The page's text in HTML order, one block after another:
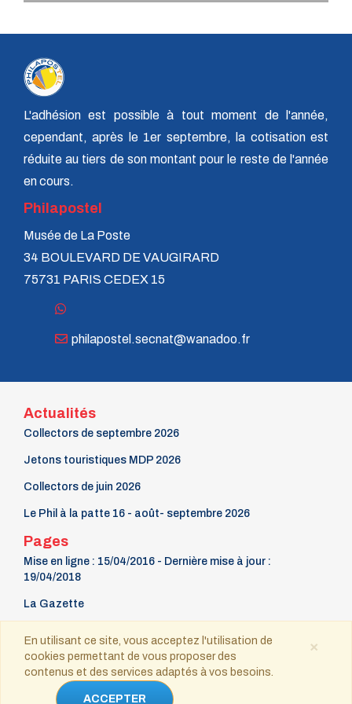
L'adhésion est possible à tout moment de l'année,
cependant, après le 1er septembre, la cotisation est
réduite au tiers de son montant pour le reste de l'année
en cours.
Philapostel
Musée de La Poste
34 BOULEVARD DE VAUGIRARD
75731 PARIS CEDEX 15
philapostel.secnat@wanadoo.fr
Actualités
Collectors de septembre 2026
Jetons touristiques MDP 2026
Collectors de juin 2026
Le Phil à la patte 16 - août- septembre 2026
Pages
Mise en ligne : 15/04/2016 - Dernière mise à jour :
19/04/2018
La Gazette
Contact
Copyright © 2021-2025 tous droits réservés
×
En utilisant ce site, vous acceptez l'utilisation de
cookies permettant de vous proposer des
contenus et des services adaptés à vos besoins.
ACCEPTER